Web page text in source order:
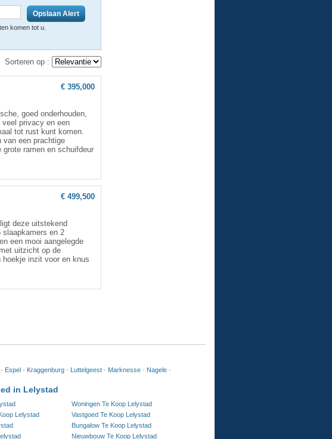
komen tot u.
Sorteren op :
€ 395,000
goed onderhouden,
privacy en een
tot rust kunt komen.
van een prachtige
ramen en schuifdeur
€ 499,500
deze uitstekend
slaapkamers en 2
een mooi aangelegde
uitzicht op de
inzit voor en knus
- Espel - Kraggenburg - Luttelgeest - Marknesse - Nagele -
in Lelystad
Woningen Te Koop Lelystad
Lelystad
Vastgoed Te Koop Lelystad
Bungalow Te Koop Lelystad
Nieuwbouw Te Koop Lelystad